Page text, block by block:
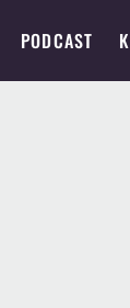
PODCAST